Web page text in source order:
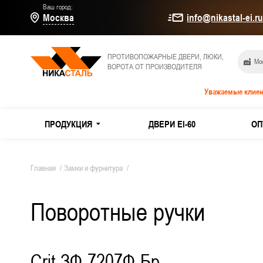
Ваш город:
Москва info@nikastal-ei.ru
ПРОТИВОПОЖАРНЫЕ ДВЕРИ, ЛЮКИ,
ВОРОТА ОТ ПРОИЗВОДИТЕЛЯ
Уважаемые
ПРОДУКЦИЯ
МЕТАЛЛИЧЕСКИЕ ДВЕРИ
ДВЕРИ EI-60
Главная / Замки и фурнитура /
Поворотные ручки